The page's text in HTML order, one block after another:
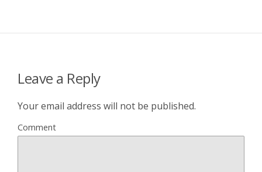
Leave a Reply
Your email address will not be published.
Comment